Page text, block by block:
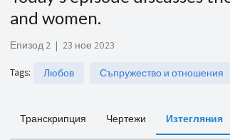
and women.
Епизод 2 | 23 ное 2023
Tags: Любов Съпружество и отношения
Транскрипция Чертежи Изтегляния